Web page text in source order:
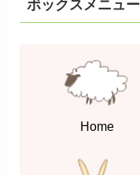
ボックスメニュー
Home